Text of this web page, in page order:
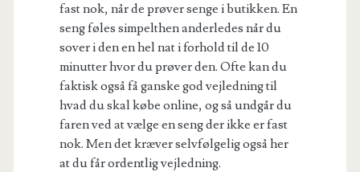
fast nok, når de prøver senge i butikken. En
seng føles simpelthen anderledes når du
sover i den en hel nat i forhold til de 10
minutter hvor du prøver den. Ofte kan du
faktisk også få ganske god vejledning til
hvad du skal købe online, og så undgår du
faren ved at vælge en seng der ikke er fast
nok. Men det kræver selvfølgelig også her
at du får ordentlig vejledning.